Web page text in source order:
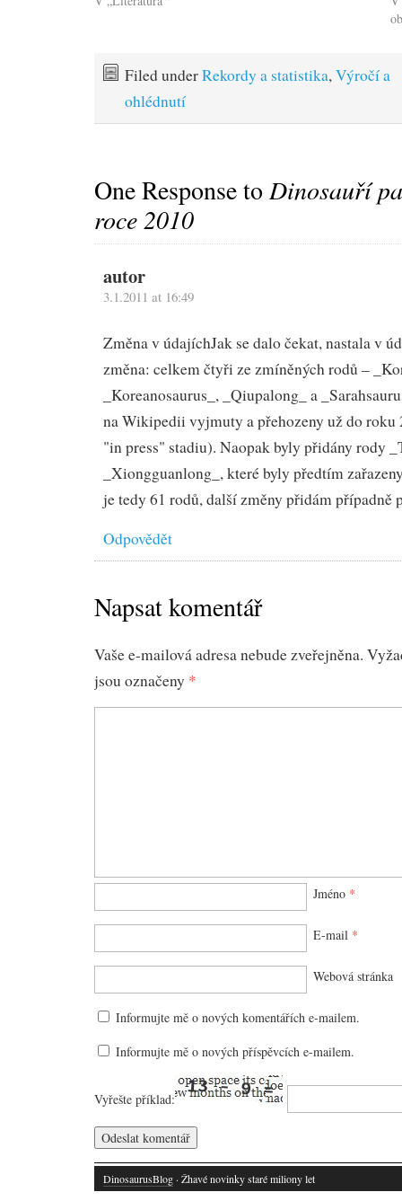
Filed underRekordy a statistika, Výročí a
ohlédnutí
One Response toDinosauří
roce 2010
autor
3.1.2011 at 16:49
Změna v údajíchJak se dalo čekat, nastala v
změna: celkem čtyři ze zmíněných rodů –
_Koreanosaurus_, _Qiupalong_ a
na Wikipedii vyjmuty a přehozeny už do roku
"in press" stadiu). Naopak byly přidány rody
_Xiongguanlong_, které byly předtím
je tedy 61 rodů, další změny přidám případně
Odpovědět
Napsat komentář
Vaše e-mailová adresa nebude zveřejněna.
jsou označeny *
Jméno *
E-mail *
Webová stránka
Informujte mě o nových komentářích e-mailem.
Informujte mě o nových příspěvcích e-mailem.
Vyřešte příklad:
DinosaurusBlog · Žhavé novinky staré miliony let